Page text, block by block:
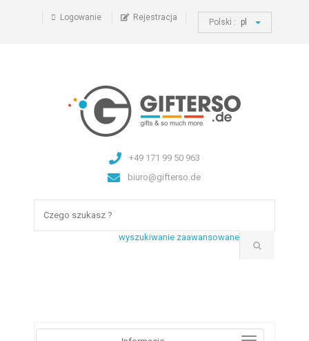
Logowanie Rejestracja Polski : pl
+49 171 99 50 963
biuro@gifterso.de
wyszukiwanie zaawansowane